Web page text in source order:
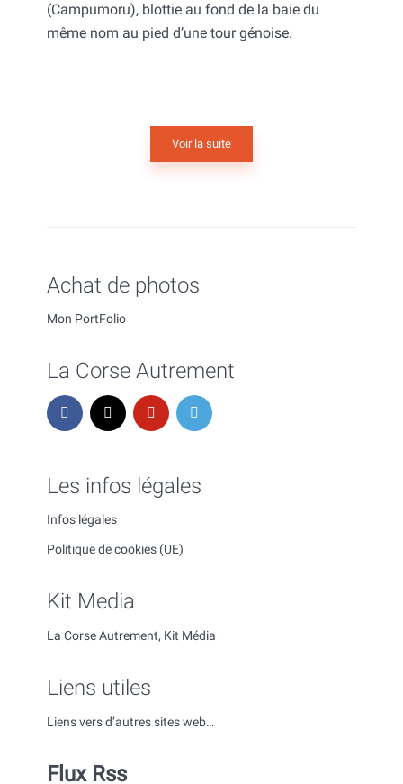
(Campumoru), blottie au fond de la baie du
même nom au pied d’une tour génoise.
Voir la suite
Achat de photos
Mon PortFolio
La Corse Autrement
Les infos légales
Infos légales
Politique de cookies (UE)
Kit Media
La Corse Autrement, Kit Média
Liens utiles
Liens vers d’autres sites web…
Flux Rss